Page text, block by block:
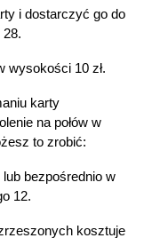
i dostarczyć go do
wysokości 10 zł.
karty
na połów w
to zrobić:
bezpośrednio w
12.
kosztuje